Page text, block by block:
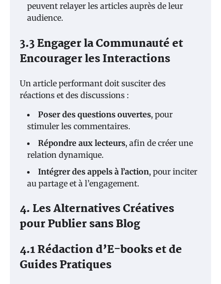
peuvent relayer les articles auprès de leur
audience.
3.3 Engager la Communauté et
Encourager les Interactions
Un article performant doit susciter des
réactions et des discussions :
Poser des questions ouvertes, pour
stimuler les commentaires.
Répondre aux lecteurs, afin de créer une
relation dynamique.
Intégrer des appels à l’action, pour inciter
au partage et à l’engagement.
4. Les Alternatives Créatives
pour Publier sans Blog
4.1 Rédaction d’E-books et de
Guides Pratiques